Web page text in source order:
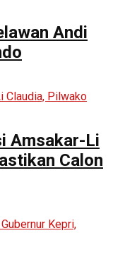
Andi
Amsakar-Li
Calon